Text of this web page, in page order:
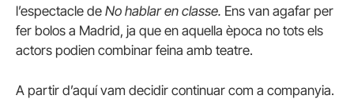
l’espectacle de No hablar en classe. Ens van agafar per
fer bolos a Madrid, ja que en aquella època no tots els
actors podien combinar feina amb teatre.
A partir d’aquí vam decidir continuar com a companyia.